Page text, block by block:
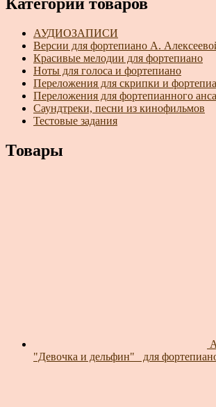
АУДИОЗАПИСИ
Версии для фортепиано А.
Красивые мелодии для фортепиано
Ноты для голоса и фортепиано
Переложения для скрипки и
Переложения для фортепианного
Саундтреки, песни из кинофильмов
Тестовые задания
Товары
"Девочка и дельфин"_ для